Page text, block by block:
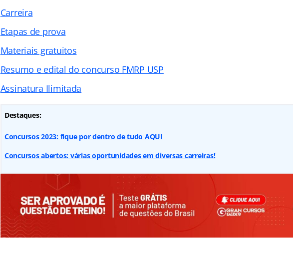
Carreira
Etapas de prova
Materiais gratuitos
Resumo e edital do concurso FMRP USP
Assinatura Ilimitada
Destaques:
Concursos 2023: fique por dentro de tudo AQUI
Concursos abertos: várias oportunidades em diversas carreiras!